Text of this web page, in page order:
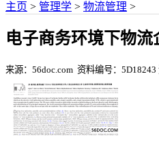
主页 > 管理学 > 物流管理 >
电子商务环境下物
来源：56doc.com 资料编号：5D18243